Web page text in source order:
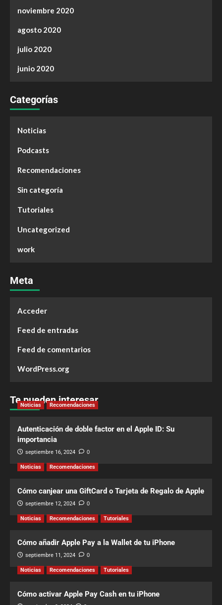
noviembre 2020
agosto 2020
julio 2020
junio 2020
Categorías
Noticias
Podcasts
Recomendaciones
Sin categoría
Tutoriales
Uncategorized
work
Meta
Acceder
Feed de entradas
Feed de comentarios
WordPress.org
Te pueden interesar
Noticias Recomendaciones
Autenticación de doble factor en el Apple ID: Su
importancia
septiembre 16, 2024 0
Noticias Recomendaciones
Cómo canjear una GiftCard o Tarjeta de Regalo de Apple
septiembre 12, 2024 0
Noticias Recomendaciones Tutoriales
Cómo añadir Apple Pay a la Wallet de tu iPhone
septiembre 11, 2024 0
Noticias Recomendaciones Tutoriales
Cómo activar Apple Pay Cash en tu iPhone